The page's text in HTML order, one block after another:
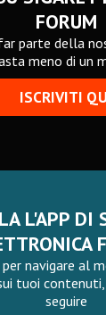
FORUM
parte della
meno di un
ISCRIVITI
L'APP DI
navigare al
tuoi
seguire